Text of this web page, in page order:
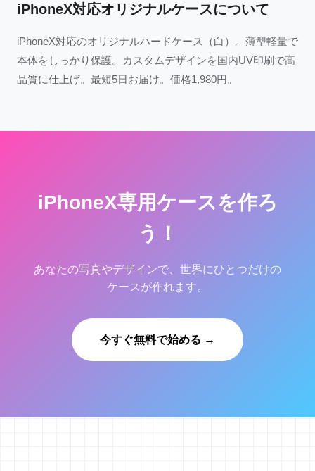
iPhoneX対応オリジナルケースについて
iPhoneX対応のオリジナルハードケース（白）。薄型軽量で
本体をしっかり保護。カスタムデザインを国内UV印刷で高
品質に仕上げ。最短5日お届け。価格1,980円。
iPhoneX専用ケースを作ろ
う！
あなたの写真やデザインで、世界にひとつだけの
ケースが作れます。
今すぐ無料で始める →